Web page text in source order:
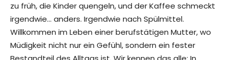
zu früh, die Kinder quengeln, und der Kaffee schmeckt
irgendwie… anders. Irgendwie nach Spülmittel.
Willkommen im Leben einer berufstätigen Mutter, wo
Müdigkeit nicht nur ein Gefühl, sondern ein fester